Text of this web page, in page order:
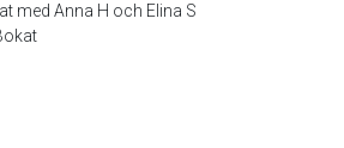
med Anna H och Elina S